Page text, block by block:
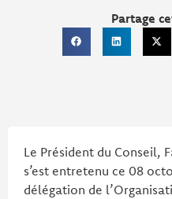
Partage
Le Président du Conseil,
s’est entretenu ce 08
délégation de